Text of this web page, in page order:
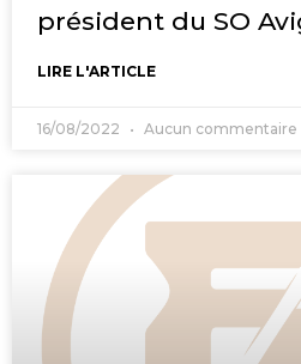
président du SO
LIRE L'ARTICLE
16/08/2022 Aucun commentaire